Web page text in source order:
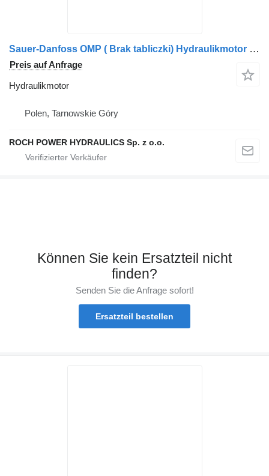
Sauer-Danfoss OMP ( Brak tabliczki) Hydraulikmotor für Scarab 188A Kehrmaschine
Preis auf Anfrage
Hydraulikmotor
Polen, Tarnowskie Góry
ROCH POWER HYDRAULICS Sp. z o.o.
Können Sie kein Ersatzteil nicht
finden?
Senden Sie die Anfrage sofort!
Ersatzteil bestellen